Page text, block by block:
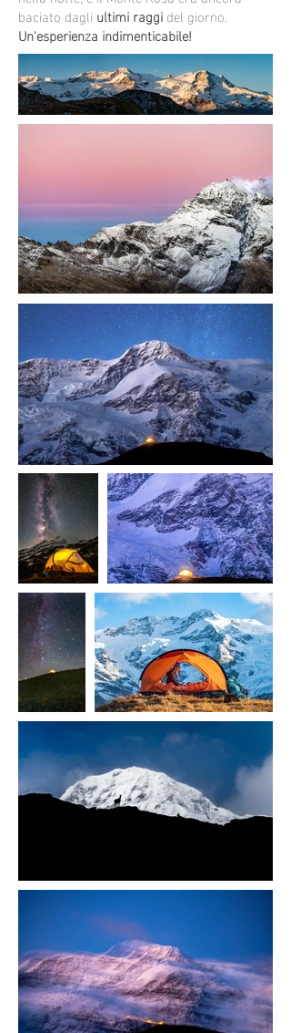
baciato dagli ultimi raggidel giorno.
Un'esperienza indimenticabile!